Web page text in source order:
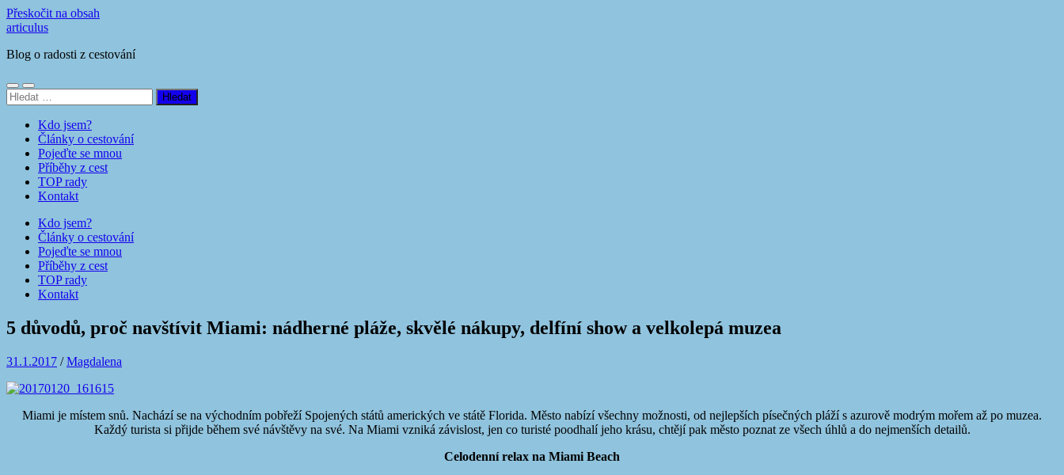
Přeskočit na obsah
articulus
Blog o radosti z cestování
Přepnout
mobilní
Přepnout
vyhledávací
Vyhledávání
Kdo jsem?
Články o cestování
Pojeďte se mnou
Příběhy z cest
TOP rady
Kontakt
Kdo jsem?
Články o cestování
Pojeďte se mnou
Příběhy z cest
TOP rady
Kontakt
5 důvodů, proč navštívit Miami: nádherné pláže, skvělé nákupy, delfíní show a velkolepá muzea
31.1.2017 /Magdalena
Miami je místem snů. Nachází se na východním pobřeží Spojených států amerických ve státě Florida. Město nabízí všechny možnosti, od nejlepších písečných pláží s azurově modrým mořem až po muzea.
Každý turista si přijde během své návštěvy na své. Na Miami vzniká závislost, jen co turisté poodhalí jeho krásu, chtějí pak město poznat ze všech úhlů a do nejmenších detailů.
Celodenní relax na Miami Beach